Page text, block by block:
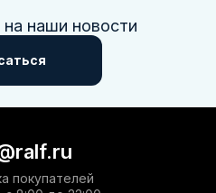
наши новости
покупателей